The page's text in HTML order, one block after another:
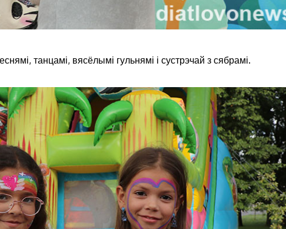
танцамі, вясёлымі гульнямі і сустрэчай з сябрамі.